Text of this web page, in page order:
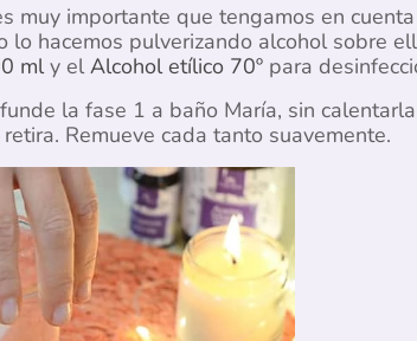
muy importante que tengamos en
lo hacemos pulverizando alcohol sobre
mly elAlcohol etílico 70º para
la fase 1 a baño María, sin
Remueve cada tanto suavemente.